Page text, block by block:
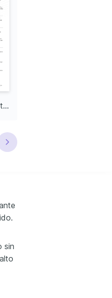
Ejemplo de currículum vitae sin experiencia laboral 18 años
sin